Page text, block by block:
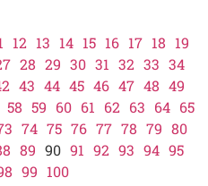
12 13 14 15 16 17 18 19
28 29 30 31 32 33 34
43 44 45 46 47 48 49
58 59 60 61 62 63 64 65
74 75 76 77 78 79 80
89 90 91 92 93 94 95
99 100